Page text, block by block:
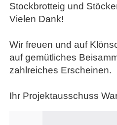
Stockbrotteig und
Vielen Dank!
Wir freuen und auf
auf gemütliches
zahlreiches Erscheinen.
Ihr Projektausschuss